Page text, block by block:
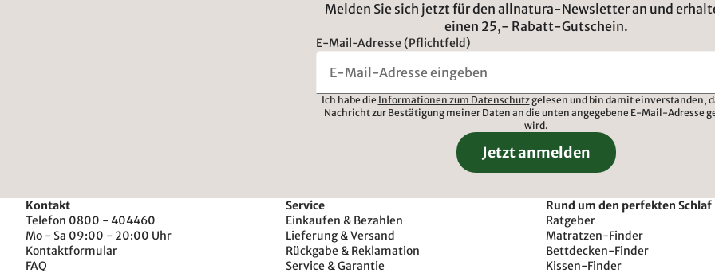
Melden Sie sich jetzt für den allnatura-Newsletter an und
einen 25,- Rabatt-Gutschein.
E-Mail-Adresse (Pflichtfeld)
Ich habe die Informationen zum Datenschutzgelesen und bin damit einverstanden,
Nachricht zur Bestätigung meiner Daten an die unten angegebene E-Mail-Adresse
wird.
Jetzt anmelden
Kontakt
Telefon 0800 - 404460
Mo - Sa 09:00 - 20:00 Uhr
Kontaktformular
FAQ
Service
Einkaufen & Bezahlen
Lieferung & Versand
Rückgabe & Reklamation
Service & Garantie
Rund um den perfekten Schlaf
Ratgeber
Matratzen-Finder
Bettdecken-Finder
Kissen-Finder